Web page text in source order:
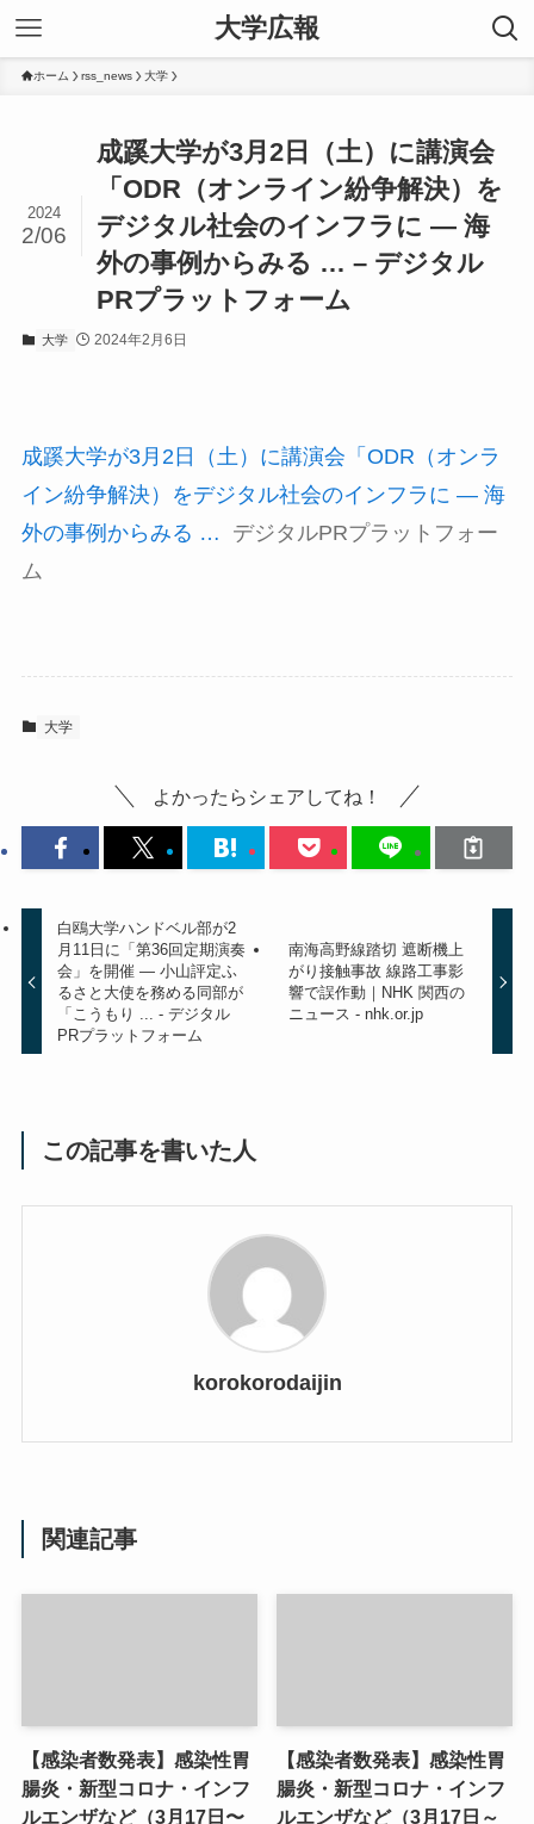
大学広報
ホーム rss_news 大学
成蹊大学が3月2日（土）に講演会
「ODR（オンライン紛争解決）を
デジタル社会のインフラに — 海
外の事例からみる … – デジタル
PRプラットフォーム
2024
2/06
大学 2024年2月6日
成蹊大学が3月2日（土）に講演会「ODR（オンラ
イン紛争解決）をデジタル社会のインフラに — 海
外の事例からみる …
デジタルPRプラットフォー
ム
大学
よかったらシェアしてね！
白鴎大学ハンドベル部が2
月11日に「第36回定期演奏
会」を開催 ― 小山評定ふ
るさと大使を務める同部が
「こうもり ... - デジタル
PRプラットフォーム
南海高野線踏切 遮断機上
がり接触事故 線路工事影
響で誤作動｜NHK 関西の
ニュース - nhk.or.jp
この記事を書いた人
korokorodaijin
関連記事
【感染者数発表】感染性胃
腸炎・新型コロナ・インフ
ルエンザなど（3月17日〜
【感染者数発表】感染性胃
腸炎・新型コロナ・インフ
ルエンザなど（3月17日～